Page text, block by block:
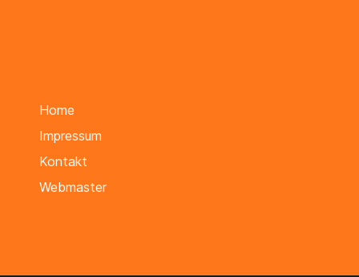
Home
Impressum
Kontakt
Webmaster